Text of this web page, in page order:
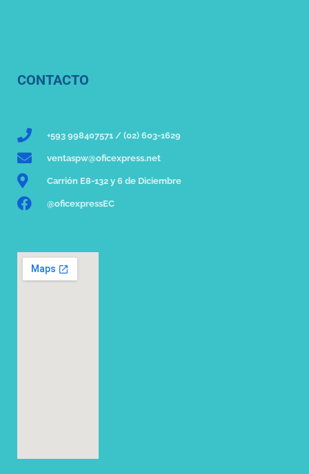
CONTACTO
+593 998407571 / (02) 603-1629
ventaspw@oficexpress.net
Carrión E8-132 y 6 de Diciembre
@oficexpressEC